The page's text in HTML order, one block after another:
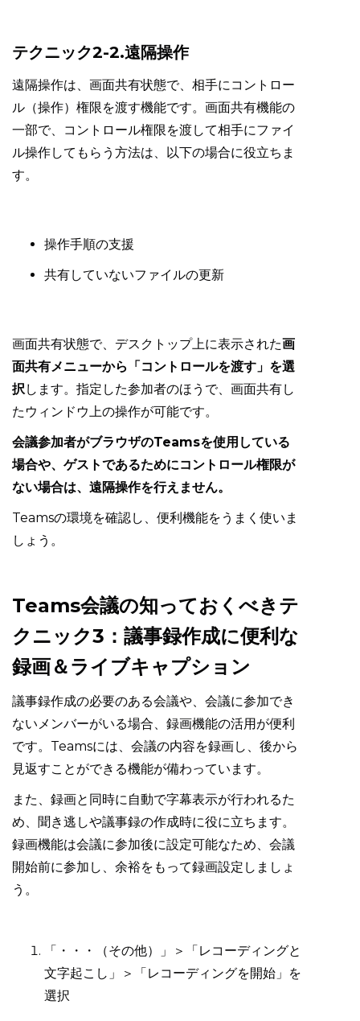
テクニック2-2.遠隔操作
遠隔操作は、画面共有状態で、相手にコントロー
ル（操作）権限を渡す機能です。画面共有機能の
一部で、コントロール権限を渡して相手にファイ
ル操作してもらう方法は、以下の場合に役立ちま
す。
操作手順の支援
共有していないファイルの更新
画面共有状態で、デスクトップ上に表示された画
面共有メニューから「コントロールを渡す」を選
択します。指定した参加者のほうで、画面共有し
たウィンドウ上の操作が可能です。
会議参加者がブラウザのTeamsを使用している
場合や、ゲストであるためにコントロール権限が
ない場合は、遠隔操作を行えません。
Teamsの環境を確認し、便利機能をうまく使いま
しょう。
Teams会議の知っておくべきテ
クニック3：議事録作成に便利な
録画＆ライブキャプション
議事録作成の必要のある会議や、会議に参加でき
ないメンバーがいる場合、録画機能の活用が便利
です。Teamsには、会議の内容を録画し、後から
見返すことができる機能が備わっています。
また、録画と同時に自動で字幕表示が行われるた
め、聞き逃しや議事録の作成時に役に立ちます。
録画機能は会議に参加後に設定可能なため、会議
開始前に参加し、余裕をもって録画設定しましょ
う。
「・・・（その他）」＞「レコーディングと
文字起こし」＞「レコーディングを開始」を
選択